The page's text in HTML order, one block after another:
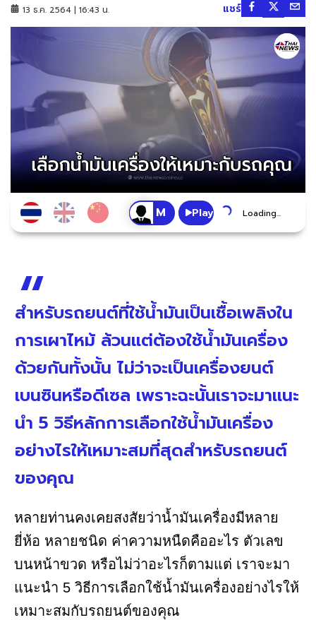
13 ธ.ค. 2564 | 16:43 น. แชร์
Play Loading...
สำหรับรถยนต์ที่ใช้น้ำมันเป็นเชื้อเพลิงใน
การเผาไหม้ ล้วนแต่ต้องใช้น้ำมันเครื่อง
ด้วยกันทั้งนั้น ไม่ว่าจะเป็นเครื่องยนต์
เบนซินหรือดีเซล เพราะฉะนั้นเราจะมาเเนะ
นำ 5 วิธีหลักการเลือกใช้น้ำมันเครื่อง
อย่างไรให้เหมาะสมที่สุดสำหรับรถยนต์
ของคุณ
หลายท่านคงเคยสงสัยว่าน้ำมันเครื่องมีหลาย
ยี่ห้อ หลายชนิด ค่าความหนืดคืออะไร ตัวเลข
บนหน้าขวด หรือไม่ว่าอะไรก็ตามแต่ เราจะมา
แนะนำ 5 วิธีการเลือกใช้น้ำมันเครื่องอย่างไรให้
เหมาะสมกับรถยนต์ของคุณ